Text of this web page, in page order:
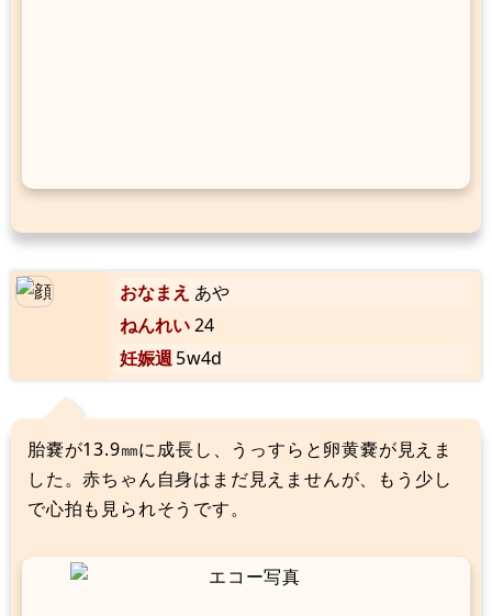
おなまえ あや
ねんれい24
妊娠週5w4d
胎嚢が13.9㎜に成長し、うっすらと卵黄嚢が見えま
した。赤ちゃん自身はまだ見えませんが、もう少し
で心拍も見られそうです。